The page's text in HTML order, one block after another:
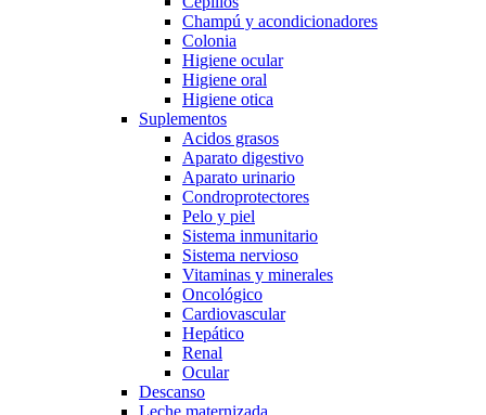
Champú y acondicionadores
Colonia
Higiene ocular
Higiene oral
Higiene otica
Suplementos
Acidos grasos
Aparato digestivo
Aparato urinario
Condroprotectores
Pelo y piel
Sistema inmunitario
Sistema nervioso
Vitaminas y minerales
Oncológico
Cardiovascular
Hepático
Renal
Ocular
Descanso